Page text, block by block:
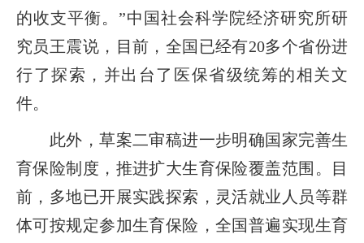
的收支平衡。”中国社会科学院经济研究所研
究员王震说，目前，全国已经有20多个省份进
行了探索，并出台了医保省级统筹的相关文
件。
此外，草案二审稿进一步明确国家完善生
育保险制度，推进扩大生育保险覆盖范围。目
前，多地已开展实践探索，灵活就业人员等群
体可按规定参加生育保险，全国普遍实现生育